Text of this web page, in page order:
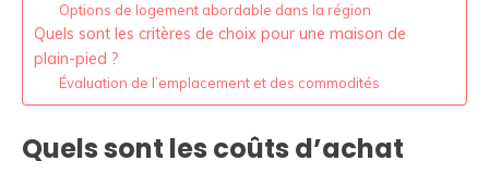
Options de logement abordable dans la région
Quels sont les critères de choix pour une maison de
plain-pied ?
Évaluation de l’emplacement et des commodités
Quels sont les coûts d’achat